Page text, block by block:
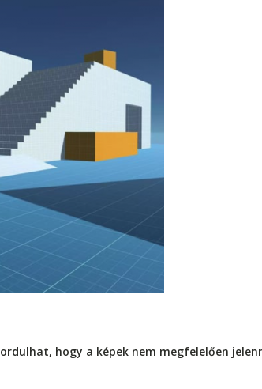
hogy a képek nem megfelelően